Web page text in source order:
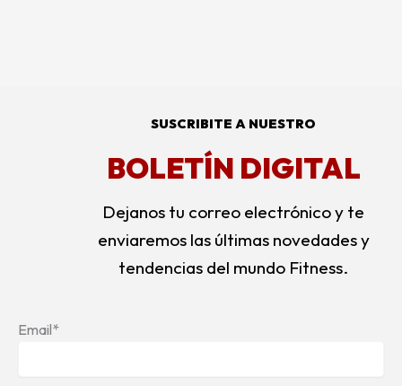
SUSCRIBITE A NUESTRO
BOLETÍN DIGITAL
Dejanos tu correo electrónico y te
enviaremos las últimas novedades y
tendencias del mundo Fitness.
Email*